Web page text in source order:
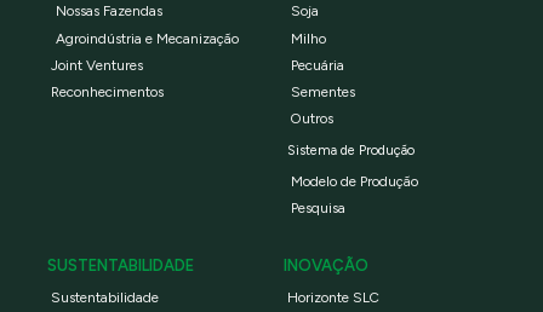
Nossas Fazendas
Agroindústria e Mecanização
Joint Ventures
Reconhecimentos
Soja
Milho
Pecuária
Sementes
Outros
Sistema de Produção
Modelo de Produção
Pesquisa
SUSTENTABILIDADE
Sustentabilidade
INOVAÇÃO
Horizonte SLC